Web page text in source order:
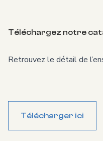
Téléchargez notre
Retrouvez le détail de
Télécharger ici